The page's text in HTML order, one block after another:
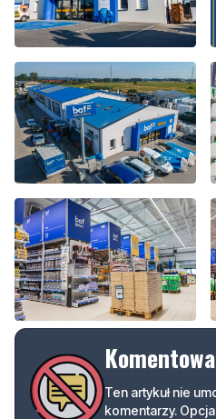
Ten artykuł nie
komentarzy.